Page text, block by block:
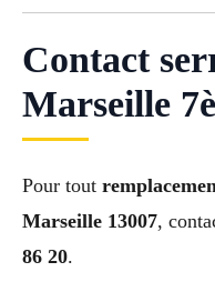
Contact
Marseille
Pour tout
Marseille 13007,
86 20.